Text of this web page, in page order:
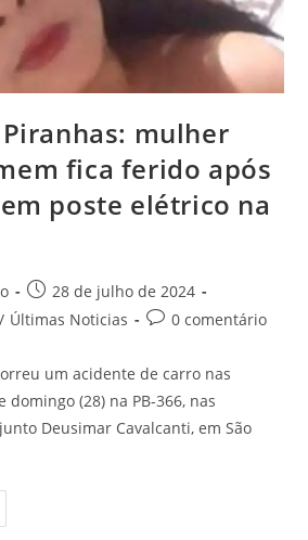
Piranhas: mulher
fica ferido após
poste elétrico na
28 de julho de 2024
/ Últimas Noticias 0 comentário
um acidente de carro nas
(28) na PB-366, nas
Deusimar Cavalcanti, em São